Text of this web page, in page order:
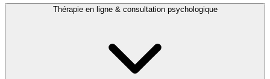
Thérapie en ligne & consultation psychologique